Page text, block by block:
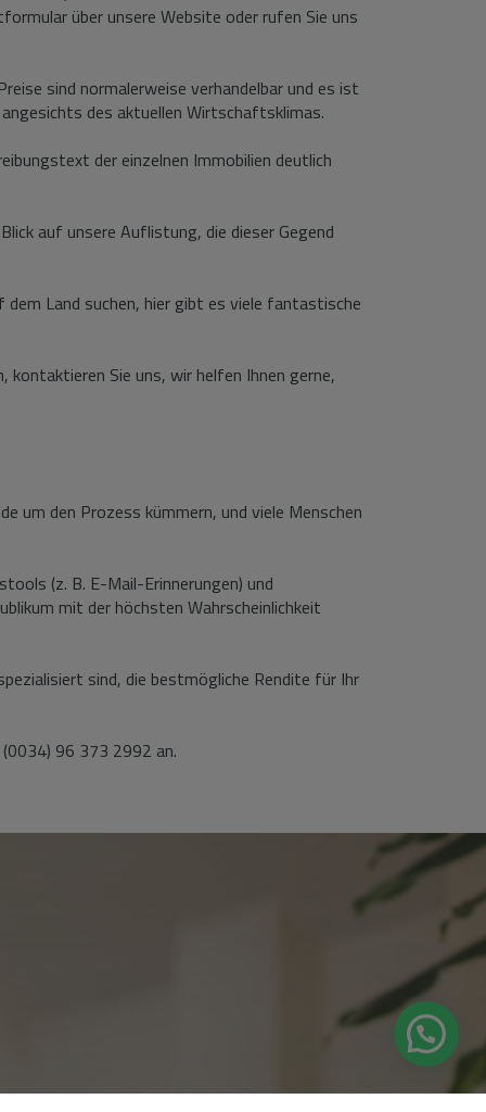
über unsere Website oder rufen Sie uns
sind normalerweise verhandelbar und es ist
des aktuellen Wirtschaftsklimas.
der einzelnen Immobilien deutlich
auf unsere Auflistung, die dieser Gegend
Land suchen, hier gibt es viele fantastische
kontaktieren Sie uns, wir helfen Ihnen gerne,
um den Prozess kümmern, und viele Menschen
(z. B. E-Mail-Erinnerungen) und
mit der höchsten Wahrscheinlichkeit
sind, die bestmögliche Rendite für Ihr
96 373 2992 an.